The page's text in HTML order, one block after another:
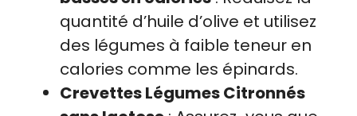
quantité d’huile d’olive et utilisez
des légumes à faible teneur en
calories comme les épinards.
Crevettes Légumes Citronnés